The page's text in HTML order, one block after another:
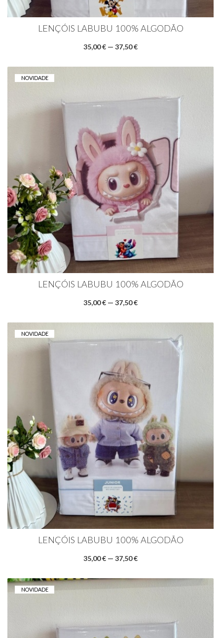
LENÇÓIS LABUBU 100% ALGODÃO
35,00 € — 37,50 €
NOVIDADE
LENÇÓIS LABUBU 100% ALGODÃO
35,00 € — 37,50 €
NOVIDADE
LENÇÓIS LABUBU 100% ALGODÃO
35,00 € — 37,50 €
NOVIDADE